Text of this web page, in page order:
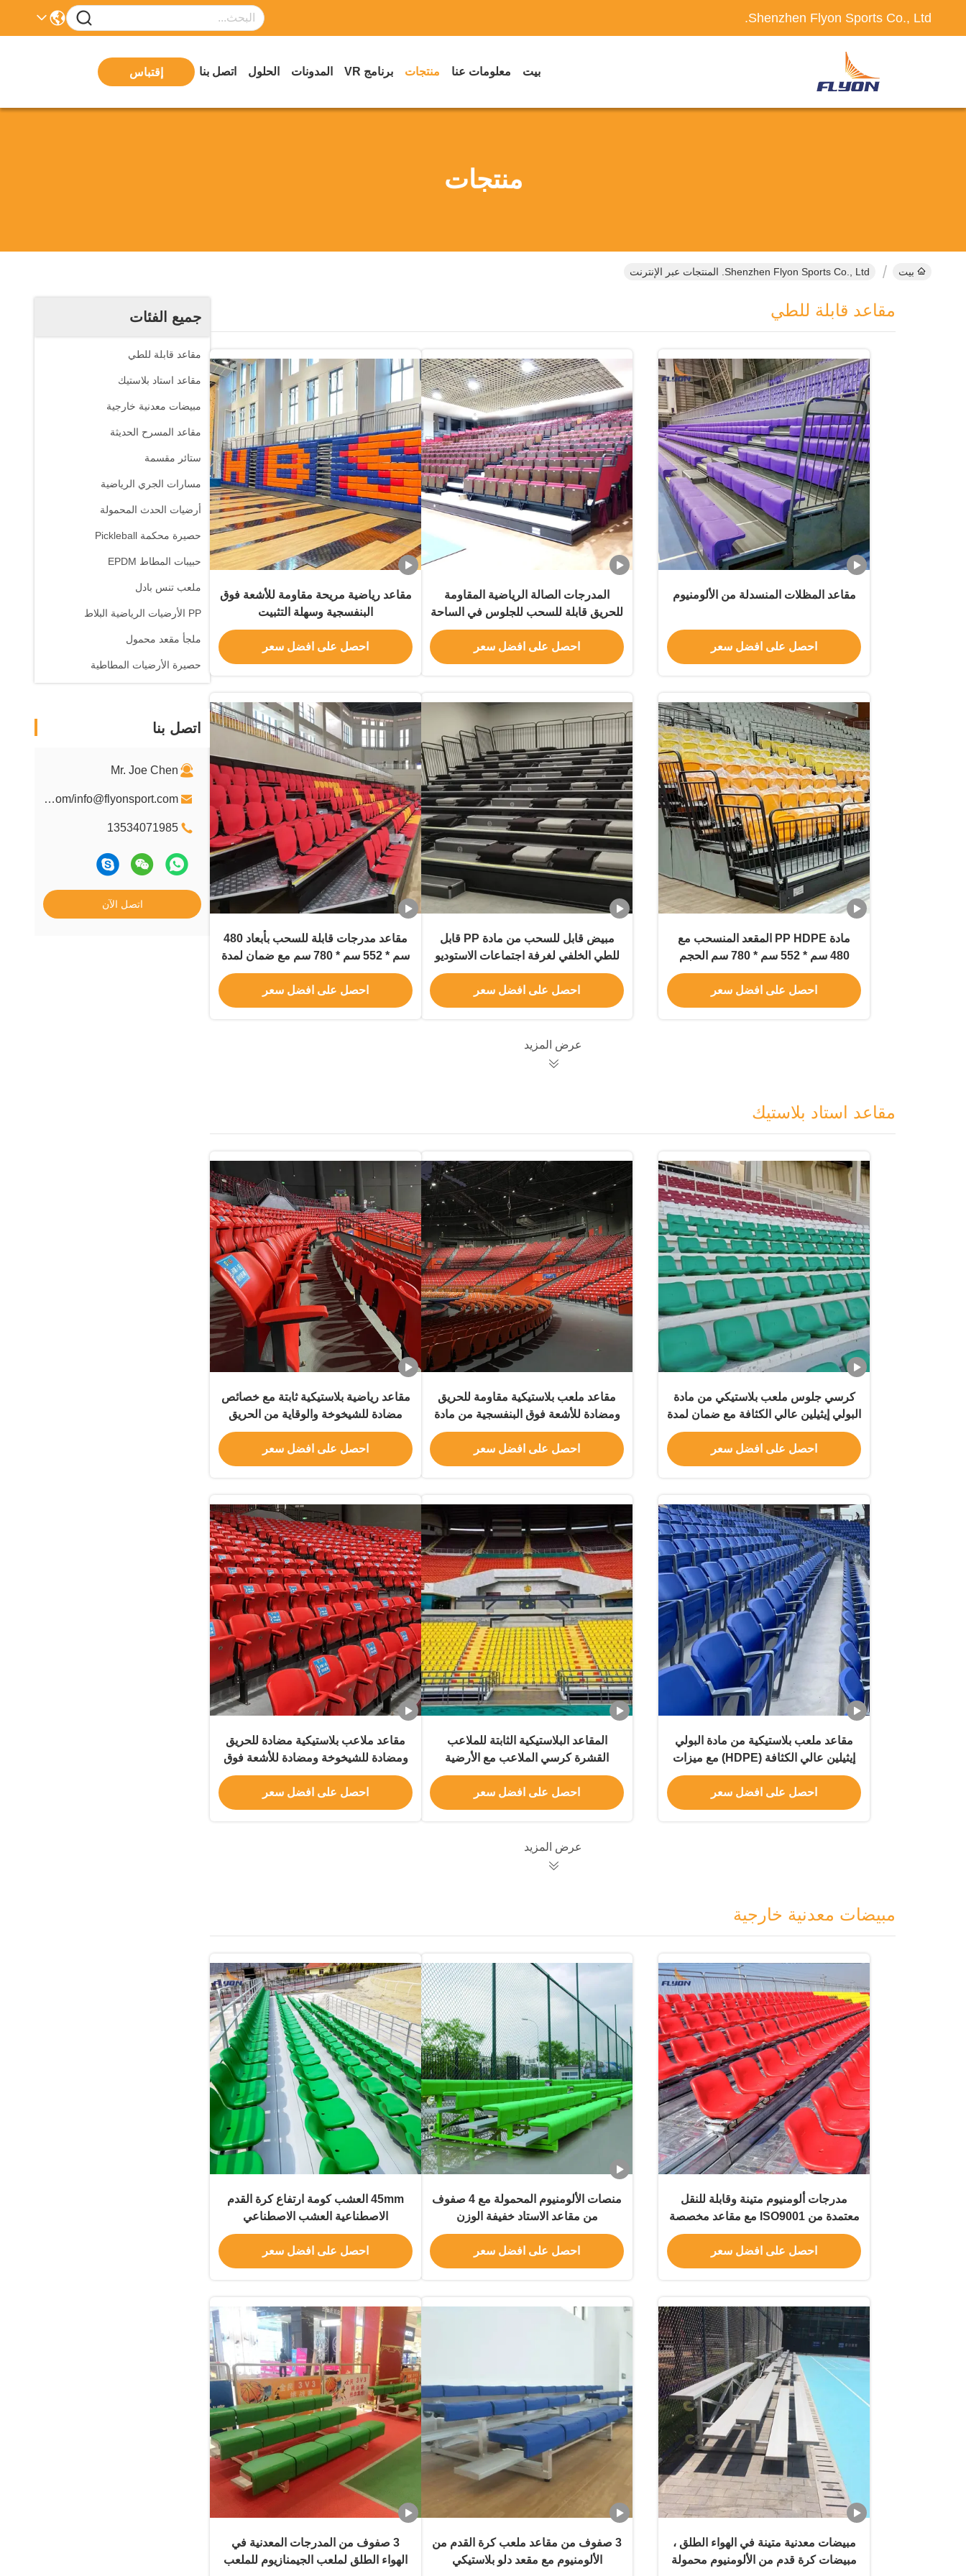
Shenzhen Flyon Sports Co., Ltd.
بيت معلومات عنا منتجات برنامج VR المدونات الحلول اتصل بنا إقتباس
منتجات
بيت Shenzhen Flyon Sports Co., Ltd. المنتجات عبر الإنترنت
جميع الفئات
مقاعد قابلة للطي
مقاعد استاد بلاستيك
مبيضات معدنية خارجية
مقاعد المسرح الحديثة
ستائر مقسمة
مسارات الجري الرياضية
أرضيات الحدث المحمولة
حصيرة محكمة Pickleball
حبيبات المطاط EPDM
ملعب تنس بادل
PP الأرضيات الرياضية البلاط
ملجأ مقعد محمول
حصيرة الأرضيات المطاطية
اتصل بنا
Mr. Joe Chen
joe@flyonsport.com/info@flyonsport.com
13534071985
اتصل الآن
مقاعد قابلة للطي
مقاعد المظلات المنسدلة من الألومنيوم
احصل على افضل سعر
المدرجات الصالة الرياضية المقاومة
للحريق قابلة للسحب للجلوس في الساحة
احصل على افضل سعر
مقاعد رياضية مريحة مقاومة للأشعة فوق
البنفسجية وسهلة التثبيت
احصل على افضل سعر
مادة PP HDPE المقعد المنسحب مع
480 سم * 552 سم * 780 سم الحجم
والضمان لمدة عامين
احصل على افضل سعر
مبيض قابل للسحب من مادة PP قابل
للطي الخلفي لغرفة اجتماعات الاستوديو
احصل على افضل سعر
مقاعد مدرجات قابلة للسحب بأبعاد 480
سم * 552 سم * 780 سم مع ضمان لمدة
عامين وعمر افتراضي 10 سنوات لقاعات
الحفلات الموسيقية والأماكن
احصل على افضل سعر
عرض المزيد
مقاعد استاد بلاستيك
كرسي جلوس ملعب بلاستيكي من مادة
البولي إيثيلين عالي الكثافة مع ضمان لمدة
5 سنوات ولون مخصص لملعب الساحة
احصل على افضل سعر
مقاعد ملعب بلاستيكية مقاومة للحريق
ومضادة للأشعة فوق البنفسجية من مادة
البولي إيثيلين عالي الكثافة ومقعد ملعب
لمقاعد المدرجات
احصل على افضل سعر
مقاعد رياضية بلاستيكية ثابتة مع خصائص
مضادة للشيخوخة والوقاية من الحريق
للتثبيت الرأسي
احصل على افضل سعر
مقاعد ملعب بلاستيكية من مادة البولي
إيثيلين عالي الكثافة (HDPE) مع ميزات
مقاومة الشيخوخة ومقاومة للحريق لمقعد
الملعب
احصل على افضل سعر
المقاعد البلاستيكية الثابتة للملاعب
القشرة كرسي الملاعب مع الأرضية
المثبتة على الحائط
احصل على افضل سعر
مقاعد ملاعب بلاستيكية مضادة للحريق
ومضادة للشيخوخة ومضادة للأشعة فوق
البنفسجية وكرسي ملعب ثابت للرياضات
الخارجية
احصل على افضل سعر
عرض المزيد
مبيضات معدنية خارجية
مدرجات ألومنيوم متينة وقابلة للنقل
معتمدة من ISO9001 مع مقاعد مخصصة
احصل على افضل سعر
منصات الألومنيوم المحمولة مع 4 صفوف
من مقاعد الاستاد خفيفة الوزن
احصل على افضل سعر
45mm العشب كومة ارتفاع كرة القدم
الاصطناعية العشب الاصطناعي
المستخدمة لمحكمة المدرسة
احصل على افضل سعر
مبيضات معدنية متينة في الهواء الطلق ،
مبيضات كرة قدم من الألومنيوم محمولة
3 صفوف من مقاعد ملعب كرة القدم من
الألومنيوم مع مقعد دلو بلاستيكي
3 صفوف من المدرجات المعدنية في
الهواء الطلق لملعب الجيمنازيوم للملعب